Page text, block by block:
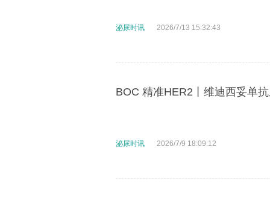
泌尿时讯 2026/7/13 15:32:43
BOC 精准HER2丨维迪西妥单
泌尿时讯 2026/7/9 18:09:12